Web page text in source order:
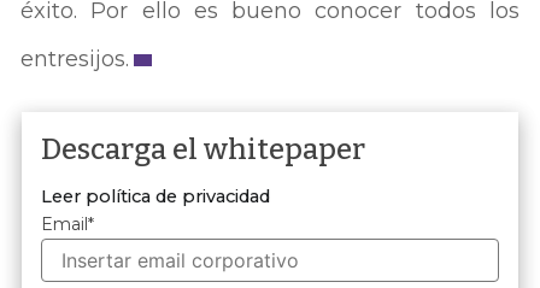
éxito. Por ello es bueno conocer todos los
entresijos.
Descarga el whitepaper
Leer política de privacidad
Email*